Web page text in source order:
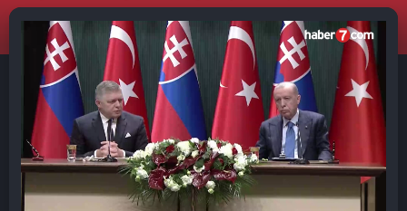
ve ekonomik aktörsünüz